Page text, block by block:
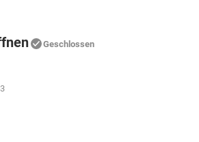
Geschlossen